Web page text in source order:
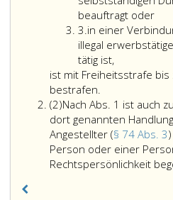
beauftragt odereine
Zahl
mit
3.Ziffer
3
in einer
illegal
tätig ist,in
einer
einer
größeren
Zahl
illegal
ist mit Freiheitsstrafe bis
bestrafen.
(2)Absatz
2
Nach Abs. 1 ist auch
dort genannten
Angestellter (§ 74 Abs. 3
Person oder einer
Rechtspersönlichkeit